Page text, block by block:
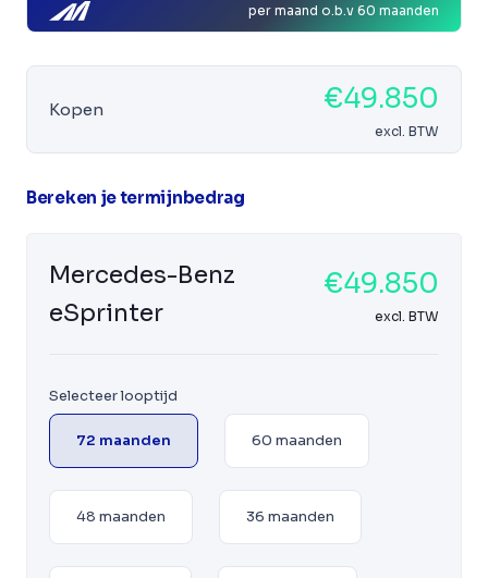
per maand o.b.v 60 maanden
Kopen €49.850
excl. BTW
Bereken je termijnbedrag
Mercedes-Benz
eSprinter
€49.850
excl. BTW
Selecteer looptijd
72 maanden 60 maanden
48 maanden 36 maanden